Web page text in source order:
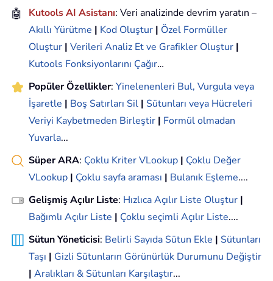
🤖 Kutools AI Asistanı: Veri analizinde devrim yaratın –
Akıllı Yürütme | Kod Oluştur | Özel Formüller
Oluştur | Verileri Analiz Et ve Grafikler Oluştur |
Kutools Fonksiyonlarını Çağır…
Popüler Özellikler: Yinelenenleri Bul, Vurgula veya
İşaretle | Boş Satırları Sil | Sütunları veya Hücreleri
Veriyi Kaybetmeden Birleştir | Formül olmadan
Yuvarla...
Süper ARA: Çoklu Kriter VLookup | Çoklu Değer
VLookup | Çoklu sayfa araması | Bulanık Eşleme....
Gelişmiş Açılır Liste: Hızlıca Açılır Liste Oluştur |
Bağımlı Açılır Liste | Çoklu seçimli Açılır Liste....
Sütun Yöneticisi: Belirli Sayıda Sütun Ekle | Sütunları
Taşı | Gizli Sütunların Görünürlük Durumunu Değiştir
| Aralıkları & Sütunları Karşılaştır...